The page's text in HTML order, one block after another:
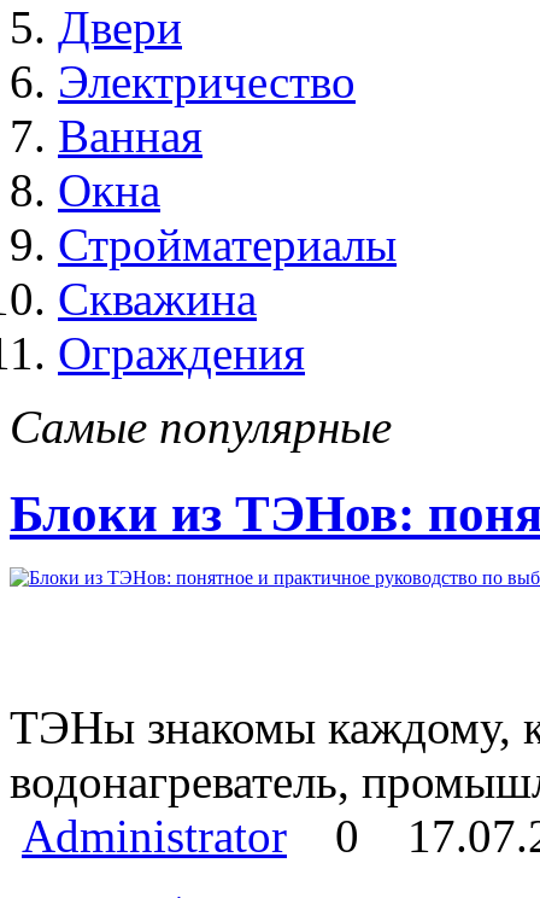
Двери
Электричество
Ванная
Окна
Стройматериалы
Скважина
Ограждения
Самые популярные
Блоки из ТЭНов:
ТЭНы знакомы каждому,
водонагреватель,
Administrator
0